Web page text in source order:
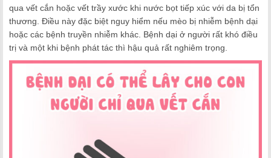
qua vết cắn hoặc vết trầy xước khi nước bọt tiếp xúc với da bị tổn
thương. Điều này đặc biệt nguy hiểm nếu mèo bị nhiễm bệnh dại
hoặc các bệnh truyền nhiễm khác. Bệnh dại ở người rất khó điều
trị và một khi bệnh phát tác thì hậu quả rất nghiêm trọng.